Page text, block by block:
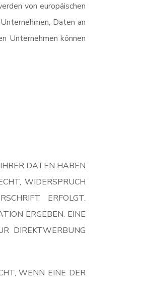
von europäischen
Daten an
Unternehmen können
DATEN HABEN
WIDERSPRUCH
ERFOLGT.
ERGEBEN. EINE
DIREKTWERBUNG
WENN EINE DER